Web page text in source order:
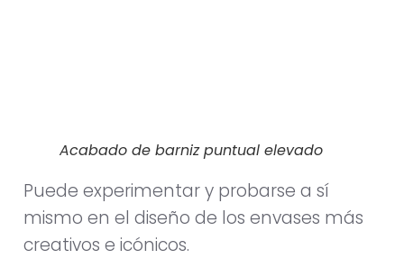
Acabado de barniz puntual elevado
Puede experimentar y probarse a sí
mismo en el diseño de los envases más
creativos e icónicos.